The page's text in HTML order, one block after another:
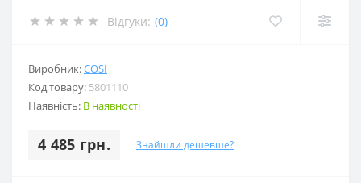
Відгуки: (0)
Виробник:COSI
Код товару: 5801110
Наявність: В наявності
4 485 грн. Знайшли дешевше?